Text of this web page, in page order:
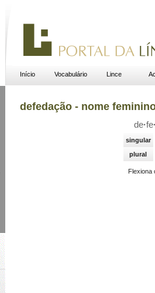
Início Vocabulário Lince
defedação - nome
de·fe
singular
plural
Flexiona